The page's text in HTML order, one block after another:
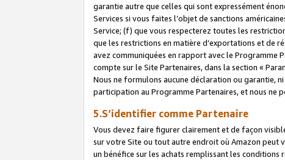
garantie autre que celles qui sont expressément
Services si vous faites l’objet de sanctions
Service; (f) que vous respecterez toutes les
que les restrictions en matière d’exportations et de
avez communiquées en rapport avec le Programme
compte sur le Site Partenaires, dans la section «
Nous ne formulons aucune déclaration ou garantie,
participation au Programme Partenaires, et nous ne
5.S’identifier comme Partenaire
Vous devez faire figurer clairement et de façon
sur votre Site ou tout autre endroit où Amazon peut
un bénéfice sur les achats remplissant les